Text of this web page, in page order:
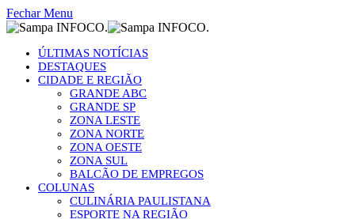
Fechar Menu
ÚLTIMAS NOTÍCIAS
DESTAQUES
CIDADE E REGIÃO
GRANDE ABC
GRANDE SP
ZONA LESTE
ZONA NORTE
ZONA OESTE
ZONA SUL
BALCÃO DE EMPREGOS
COLUNAS
CULINÁRIA PAULISTANA
ESPORTE NA REGIÃO